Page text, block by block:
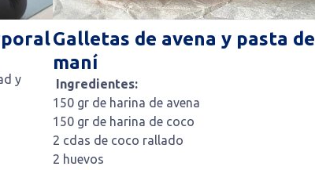
y
Galletas de avena y pasta de
maní
Ingredientes:
150 gr de harina de avena
150 gr de harina de coco
2 cdas de coco rallado
2 huevos